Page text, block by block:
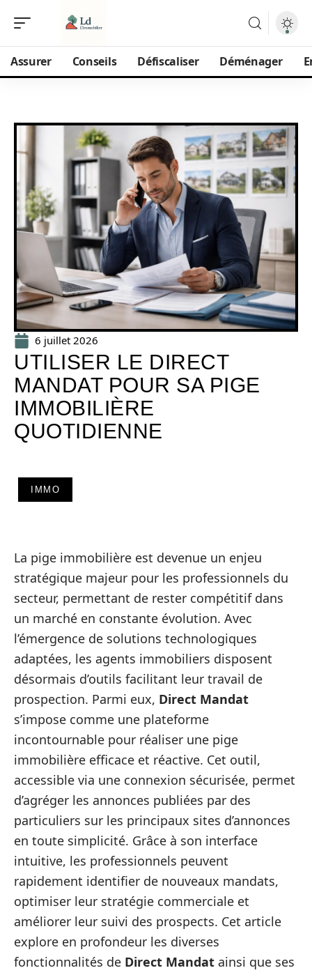
Assurer Conseils Défiscaliser Déménager
6 juillet 2026
UTILISER LE DIRECT
MANDAT POUR SA PIGE
IMMOBILIÈRE
QUOTIDIENNE
IMMO
La pige immobilière est devenue un enjeu
stratégique majeur pour les professionnels du
secteur, permettant de rester compétitif dans
un marché en constante évolution. Avec
l’émergence de solutions technologiques
adaptées, les agents immobiliers disposent
désormais d’outils facilitant leur travail de
prospection. Parmi eux, Direct Mandat
s’impose comme une plateforme
incontournable pour réaliser une pige
immobilière efficace et réactive. Cet outil,
accessible via une connexion sécurisée, permet
d’agréger les annonces publiées par des
particuliers sur les principaux sites d’annonces
en toute simplicité. Grâce à son interface
intuitive, les professionnels peuvent
rapidement identifier de nouveaux mandats,
optimiser leur stratégie commerciale et
améliorer leur suivi des prospects. Cet article
explore en profondeur les diverses
fonctionnalités de Direct Mandat ainsi que ses